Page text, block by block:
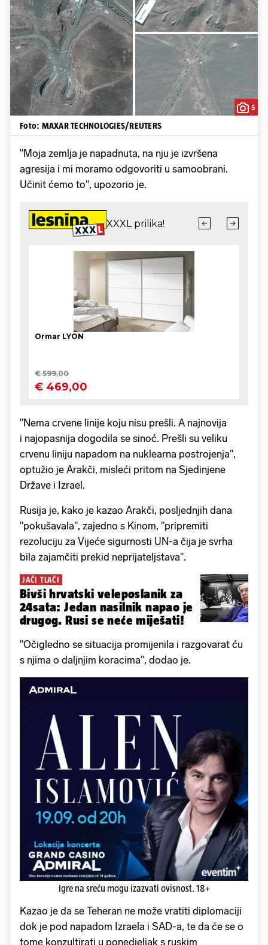
5
Foto: MAXAR TECHNOLOGIES/REUTERS
"Moja zemlja je napadnuta, na nju je izvršena
agresija i mi moramo odgovoriti u samoobrani.
Učinit ćemo to", upozorio je.
"Nema crvene linije koju nisu prešli. A najnovija
i najopasnija dogodila se sinoć. Prešli su veliku
crvenu liniju napadom na nuklearna postrojenja",
optužio je Arakči, misleći pritom na Sjedinjene
Države i Izrael.
Rusija je, kako je kazao Arakči, posljednjih dana
"pokušavala", zajedno s Kinom, "pripremiti
rezoluciju za Vijeće sigurnosti UN-a čija je svrha
bila zajamčiti prekid neprijateljstava".
JAČI TLAČI
Bivši hrvatski veleposlanik za
24sata: Jedan nasilnik napao je
drugog. Rusi se neće miješati!
"Očigledno se situacija promijenila i razgovarat ću
s njima o daljnjim koracima", dodao je.
Igre na sreću mogu izazvati ovisnost. 18+
Kazao je da se Teheran ne može vratiti diplomaciji
dok je pod napadom Izraela i SAD-a, te da će se o
tome konzultirati u ponedjeljak s ruskim